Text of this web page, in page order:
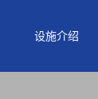
设施介绍